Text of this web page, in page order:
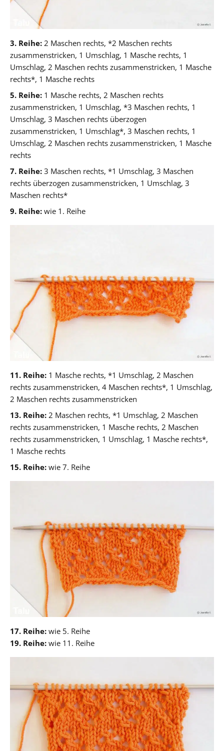
3. Reihe: 2 Maschen rechts, *2 Maschen rechts
zusammenstricken, 1 Umschlag, 1 Masche rechts, 1
Umschlag, 2 Maschen rechts zusammenstricken, 1 Masche
rechts*, 1 Masche rechts
5. Reihe: 1 Masche rechts, 2 Maschen rechts
zusammenstricken, 1 Umschlag, *3 Maschen rechts, 1
Umschlag, 3 Maschen rechts überzogen
zusammenstricken, 1 Umschlag*, 3 Maschen rechts, 1
Umschlag, 2 Maschen rechts zusammenstricken, 1 Masche
rechts
7. Reihe: 3 Maschen rechts, *1 Umschlag, 3 Maschen
rechts überzogen zusammenstricken, 1 Umschlag, 3
Maschen rechts*
9. Reihe: wie 1. Reihe
11. Reihe: 1 Masche rechts, *1 Umschlag, 2 Maschen
rechts zusammenstricken, 4 Maschen rechts*, 1 Umschlag,
2 Maschen rechts zusammenstricken
13. Reihe: 2 Maschen rechts, *1 Umschlag, 2 Maschen
rechts zusammenstricken, 1 Masche rechts, 2 Maschen
rechts zusammenstricken, 1 Umschlag, 1 Masche rechts*,
1 Masche rechts
15. Reihe: wie 7. Reihe
17. Reihe: wie 5. Reihe
19. Reihe: wie 11. Reihe